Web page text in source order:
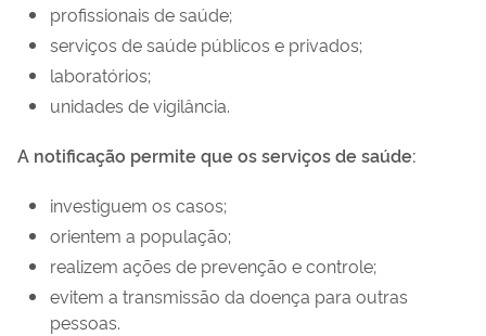
profissionais de saúde;
serviços de saúde públicos e privados;
laboratórios;
unidades de vigilância.
A notificação permite que os serviços de saúde:
investiguem os casos;
orientem a população;
realizem ações de prevenção e controle;
evitem a transmissão da doença para outras
pessoas.